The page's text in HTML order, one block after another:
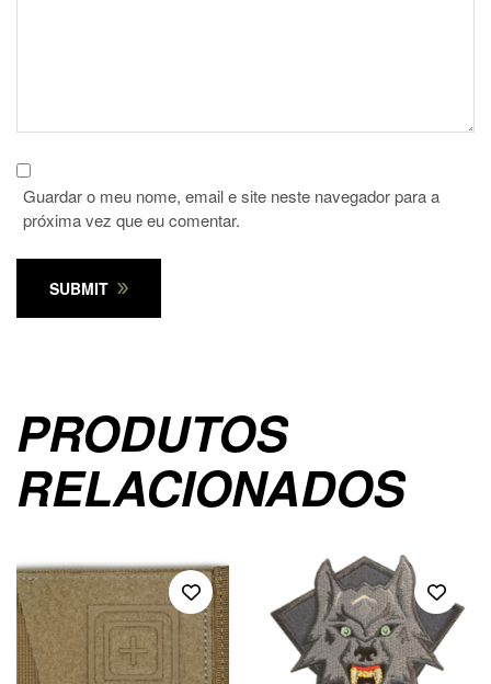
Guardar o meu nome, email e site neste navegador para a
próxima vez que eu comentar.
SUBMIT
PRODUTOS
RELACIONADOS